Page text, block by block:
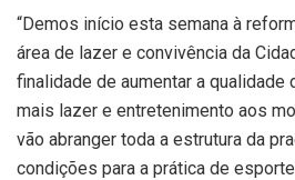
“Demos início esta semana à
área de lazer e convivência da
finalidade de aumentar a qualidade
mais lazer e entretenimento aos
vão abranger toda a estrutura da
condições para a prática de